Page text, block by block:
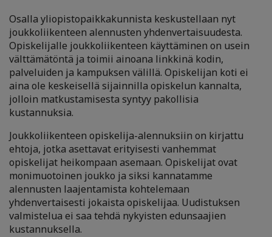
Osalla yliopistopaikkakunnista keskustellaan nyt
joukkoliikenteen alennusten yhdenvertaisuudesta.
Opiskelijalle joukkoliikenteen käyttäminen on usein
välttämätöntä ja toimii ainoana linkkinä kodin,
palveluiden ja kampuksen välillä. Opiskelijan koti ei
aina ole keskeisellä sijainnilla opiskelun kannalta,
jolloin matkustamisesta syntyy pakollisia
kustannuksia.
Joukkoliikenteen opiskelija-alennuksiin on kirjattu
ehtoja, jotka asettavat erityisesti vanhemmat
opiskelijat heikompaan asemaan. Opiskelijat ovat
monimuotoinen joukko ja siksi kannatamme
alennusten laajentamista kohtelemaan
yhdenvertaisesti jokaista opiskelijaa. Uudistuksen
valmistelua ei saa tehdä nykyisten edunsaajien
kustannuksella.